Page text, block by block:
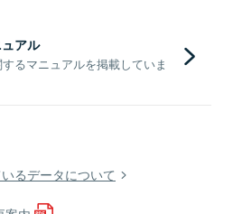
アル
るマニュアルを掲載していま
るデータについて